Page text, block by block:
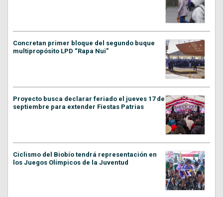
Concretan primer bloque del segundo buque
multipropósito LPD “Rapa Nui”
Proyecto busca declarar feriado el jueves 17 de
septiembre para extender Fiestas Patrias
Ciclismo del Biobío tendrá representación en
los Juegos Olímpicos de la Juventud